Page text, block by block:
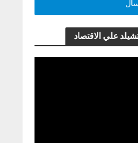
علي الاقتصاد